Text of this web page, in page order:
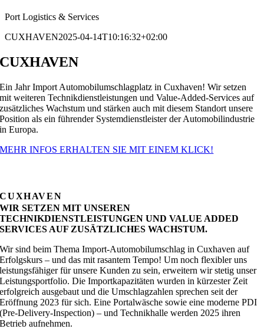
Port Logistics & Services
CUXHAVEN2025-04-14T10:16:32+02:00
CUXHAVEN
Ein Jahr Import Automobilumschlagplatz in Cuxhaven! Wir setzen
mit weiteren Technikdienstleistungen und Value-Added-Services auf
zusätzliches Wachstum und stärken auch mit diesem Standort unsere
Position als ein führender Systemdienstleister der Automobilindustrie
in Europa.
MEHR INFOS ERHALTEN SIE MIT EINEM KLICK!
CUXHAVEN
WIR SETZEN MIT UNSEREN
TECHNIKDIENSTLEISTUNGEN UND VALUE ADDED
SERVICES AUF ZUSÄTZLICHES WACHSTUM.
Wir sind beim Thema Import-Automobilumschlag in Cuxhaven auf
Erfolgskurs – und das mit rasantem Tempo! Um noch flexibler uns
leistungsfähiger für unsere Kunden zu sein, erweitern wir stetig unser
Leistungsportfolio. Die Importkapazitäten wurden in kürzester Zeit
erfolgreich ausgebaut und die Umschlagzahlen sprechen seit der
Eröffnung 2023 für sich. Eine Portalwäsche sowie eine moderne PDI
(Pre-Delivery-Inspection) – und Technikhalle werden 2025 ihren
Betrieb aufnehmen.